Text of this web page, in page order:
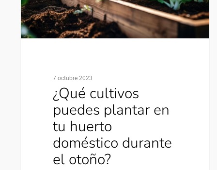
7 octubre 2023
¿Qué cultivos
puedes plantar en
tu huerto
doméstico durante
el otoño?